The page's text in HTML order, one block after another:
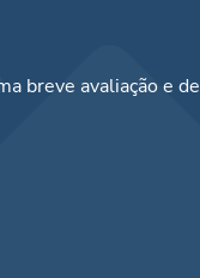
breve avaliação e